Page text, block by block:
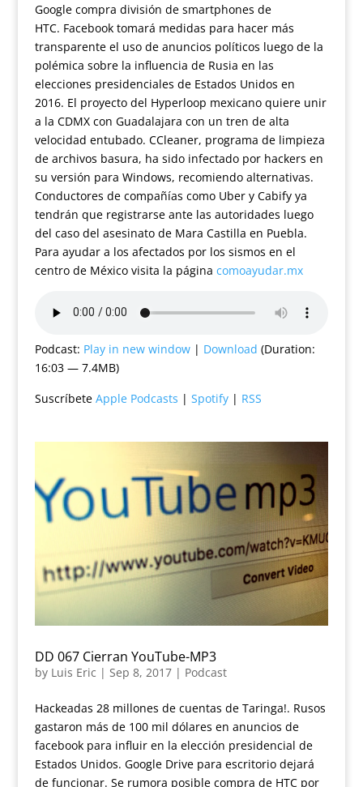
Google compra división de smartphones de
HTC. Facebook tomará medidas para hacer más
transparente el uso de anuncios políticos luego de la
polémica sobre la influencia de Rusia en las
elecciones presidenciales de Estados Unidos en
2016. El proyecto del Hyperloop mexicano quiere unir
a la CDMX con Guadalajara con un tren de alta
velocidad entubado. CCleaner, programa de limpieza
de archivos basura, ha sido infectado por hackers en
su versión para Windows, recomiendo alternativas.
Conductores de compañías como Uber y Cabify ya
tendrán que registrarse ante las autoridades luego
del caso del asesinato de Mara Castilla en Puebla.
Para ayudar a los afectados por los sismos en el
centro de México visita la página comoayudar.mx
Podcast: Play in new window| Download (Duration:
16:03 — 7.4MB)
Suscríbete Apple Podcasts | Spotify| RSS
DD 067 Cierran YouTube-MP3
by Luis Eric | Sep 8, 2017| Podcast
Hackeadas 28 millones de cuentas de Taringa!. Rusos
gastaron más de 100 mil dólares en anuncios de
facebook para influir en la elección presidencial de
Estados Unidos. Google Drive para escritorio dejará
de funcionar. Se rumora posible compra de HTC por